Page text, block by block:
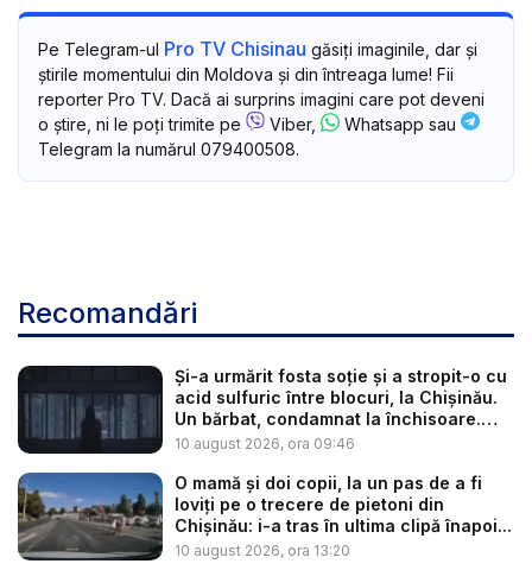
Pe Telegram-ul Pro TV Chisinau găsiți imaginile, dar și
știrile momentului din Moldova și din întreaga lume! Fii
reporter Pro TV. Dacă ai surprins imagini care pot deveni
o știre, ni le poți trimite pe
Viber,
Whatsapp sau
Telegram la numărul 079400508.
Recomandări
Și-a urmărit fosta soție și a stropit-o cu
acid sulfuric între blocuri, la Chișinău.
Un bărbat, condamnat la închisoare.
Ce...
10 august 2026, ora 09:46
O mamă și doi copii, la un pas de a fi
loviți pe o trecere de pietoni din
Chișinău: i-a tras în ultima clipă înapoi...
10 august 2026, ora 13:20